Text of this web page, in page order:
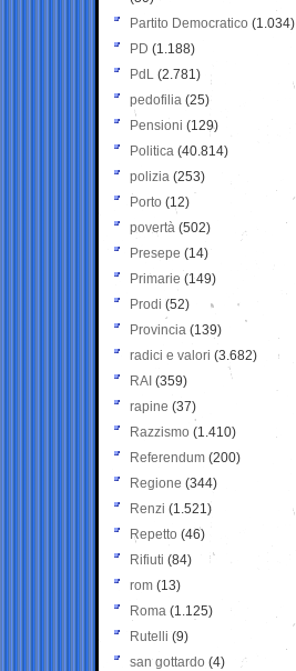
Partito Democratico (1.034)
PD (1.188)
PdL (2.781)
pedofilia (25)
Pensioni (129)
Politica (40.814)
polizia (253)
Porto (12)
povertà (502)
Presepe (14)
Primarie (149)
Prodi (52)
Provincia (139)
radici e valori (3.682)
RAI (359)
rapine (37)
Razzismo (1.410)
Referendum (200)
Regione (344)
Renzi (1.521)
Repetto (46)
Rifiuti (84)
rom (13)
Roma (1.125)
Rutelli (9)
san gottardo (4)